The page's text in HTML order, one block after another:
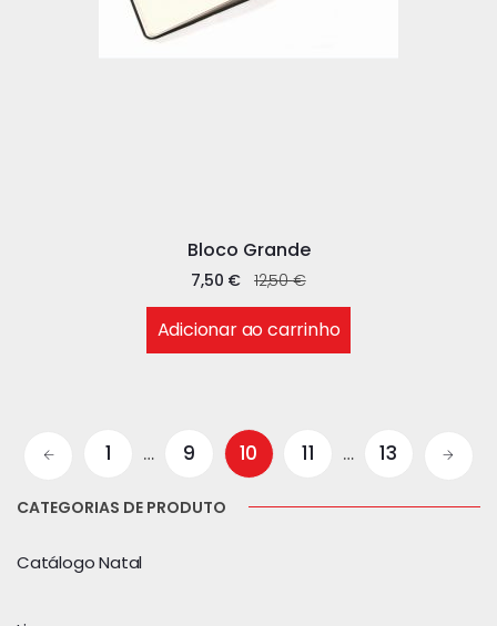
Bloco Grande
12,50€
7,50 €
Adicionar ao carrinho
1 … 9 10 11 … 13
CATEGORIAS DE PRODUTO
Catálogo Natal